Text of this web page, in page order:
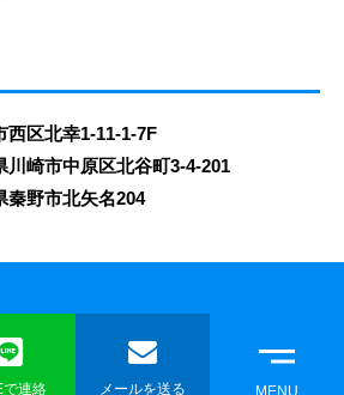
西区北幸1-11-1-7F
川崎市中原区北谷町3-4-201
秦野市北矢名204
で連絡 メールを送る MENU